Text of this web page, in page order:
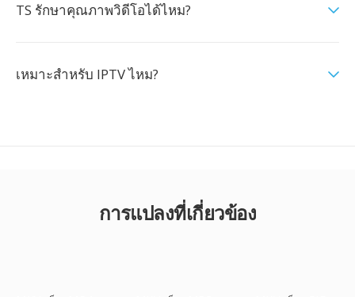
TS รักษาคุณภาพวิดีโอได้ไหม?
เหมาะสำหรับ IPTV ไหม?
การแปลงที่เกี่ยวข้อง